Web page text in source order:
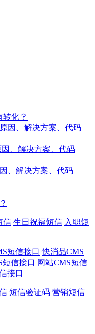
化？
因、解决方案、代码
、解决方案、代码
、解决方案、代码
信 生日祝福短信 入职短
短信接口 快消品CMS
短信接口 网站CMS短信
接口
短信验证码 营销短信